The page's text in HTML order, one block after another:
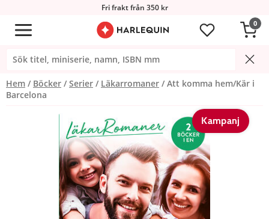
Fri frakt från 350 kr
0
Hem Böcker Serier Läkarromaner
Att komma hem/Kär i
Barcelona
Kampanj